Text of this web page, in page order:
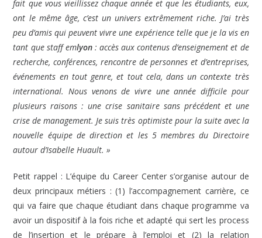
fait que vous vieillissez chaque année et que les étudiants, eux,
ont le même âge, c’est un univers extrêmement riche. J’ai très
peu d’amis qui peuvent vivre une expérience telle que je la vis en
tant que staff emlyon : accès aux contenus d’enseignement et de
recherche, conférences, rencontre de personnes et d’entreprises,
événements en tout genre, et tout cela, dans un contexte très
international. Nous venons de vivre une année difficile pour
plusieurs raisons : une crise sanitaire sans précédent et une
crise de management. Je suis très optimiste pour la suite avec la
nouvelle équipe de direction et les 5 membres du Directoire
autour d’Isabelle Huault. »
Petit rappel : L’équipe du Career Center s’organise autour de
deux principaux métiers : (1) l’accompagnement carrière, ce
qui va faire que chaque étudiant dans chaque programme va
avoir un dispositif à la fois riche et adapté qui sert les process
de l’insertion et le prépare à l’emploi et (2) la relation